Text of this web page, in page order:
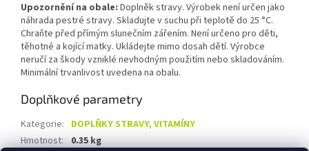
Upozornění na obale: Doplněk stravy. Výrobek není určen jako
náhrada pestré stravy. Skladujte v suchu při teplotě do 25 °C.
Chraňte před přímým slunečním zářením. Není určeno pro děti,
těhotné a kojící matky. Ukládejte mimo dosah dětí. Výrobce
neručí za škody vzniklé nevhodným použitím nebo skladováním.
Minimální trvanlivost uvedena na obalu.
Doplňkové parametry
Kategorie: DOPLŇKY STRAVY, VITAMÍNY
Hmotnost: 0.35 kg